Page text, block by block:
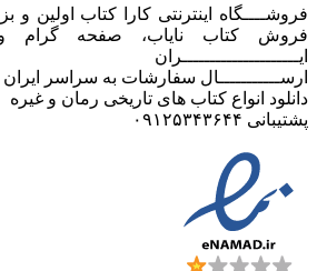
فروشــــگاه اینترنتی کارا کتاب اولین و
فروش کتاب نایاب، صفحه گرام
ایـــــــــــــــــــــران
ارســـــــــــال سفارشات به سراسر
دانلود انواع کتاب های تاریخی رمان و غیره
پشتیبانی ۰۹۱۲۵۳۴۳۶۴۴